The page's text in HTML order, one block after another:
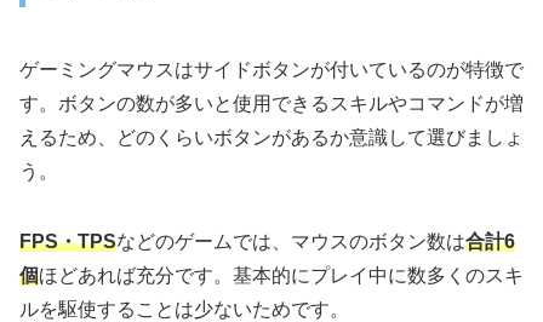
ゲーミングマウスはサイドボタンが付いているのが特徴で
す。ボタンの数が多いと使用できるスキルやコマンドが増
えるため、どのくらいボタンがあるか意識して選びましょ
う。
FPS・TPSなどのゲームでは、マウスのボタン数は合計6
個ほどあれば充分です。基本的にプレイ中に数多くのスキ
ルを駆使することは少ないためです。